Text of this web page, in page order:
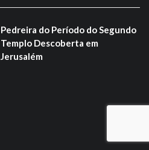
Pedreira do Período do Segundo
Templo Descoberta em
Jerusalém